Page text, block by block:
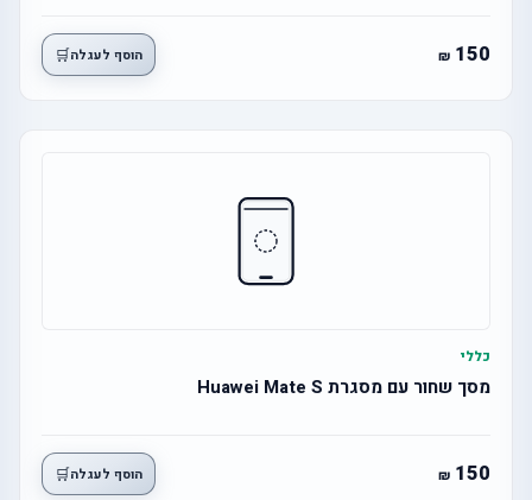
150 הוסף לעגלה🛒
כללי
מסך שחור עם מסגרת Huawei Mate S
150 הוסף לעגלה🛒